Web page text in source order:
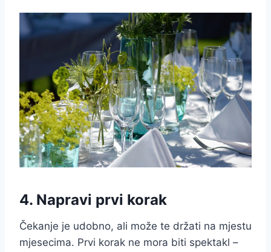
4. Napravi prvi korak
Čekanje je udobno, ali može te držati na mjestu
mjesecima. Prvi korak ne mora biti spektakl –